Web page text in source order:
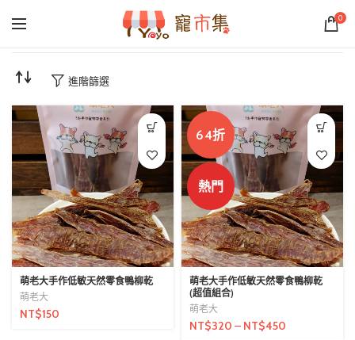
0
進階篩選
萌老大手作低敏天然零食鴨柳乾
萌老大
NT$150
64折
熱門
萌老大手作低敏天然零食鴨柳乾
(超值組合)
萌老大
NT$320 – NT$450